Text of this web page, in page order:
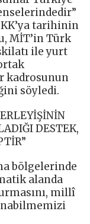
tarihinin
MİT’in Türk
ile yurt
kadrosunun
söyledi.
DESTEK,
bölgelerinde
alanda
millî